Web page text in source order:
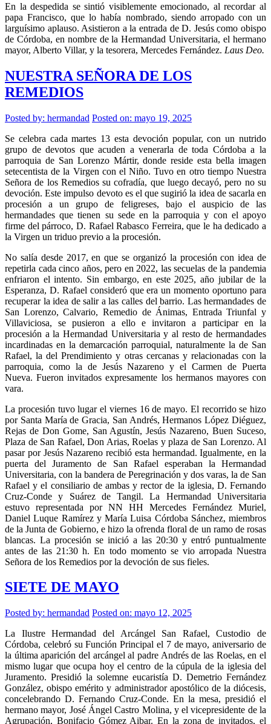
En la despedida se sintió visiblemente emocionado, al recordar al
papa Francisco, que lo había nombrado, siendo arropado con un
larguísimo aplauso. Asistieron a la entrada de D. Jesús como obispo
de Córdoba, en nombre de la Hermandad Universitaria, el hermano
mayor, Alberto Villar, y la tesorera, Mercedes Fernández. Laus Deo.
NUESTRA SEÑORA DE LOS
REMEDIOS
Posted by: hermandad Posted on: mayo 19, 2025
Se celebra cada martes 13 esta devoción popular, con un nutrido
grupo de devotos que acuden a venerarla de toda Córdoba a la
parroquia de San Lorenzo Mártir, donde reside esta bella imagen
setecentista de la Virgen con el Niño. Tuvo en otro tiempo Nuestra
Señora de los Remedios su cofradía, que luego decayó, pero no su
devoción. Este impulso devoto es el que sugirió la idea de sacarla en
procesión a un grupo de feligreses, bajo el auspicio de las
hermandades que tienen su sede en la parroquia y con el apoyo
firme del párroco, D. Rafael Rabasco Ferreira, que le ha dedicado a
la Virgen un triduo previo a la procesión.
No salía desde 2017, en que se organizó la procesión con idea de
repetirla cada cinco años, pero en 2022, las secuelas de la pandemia
enfriaron el intento. Sin embargo, en este 2025, año jubilar de la
Esperanza, D. Rafael consideró que era un momento oportuno para
recuperar la idea de salir a las calles del barrio. Las hermandades de
San Lorenzo, Calvario, Remedio de Ánimas, Entrada Triunfal y
Villaviciosa, se pusieron a ello e invitaron a participar en la
procesión a la Hermandad Universitaria y al resto de hermandades
incardinadas en la demarcación parroquial, naturalmente la de San
Rafael, la del Prendimiento y otras cercanas y relacionadas con la
parroquia, como la de Jesús Nazareno y el Carmen de Puerta
Nueva. Fueron invitados expresamente los hermanos mayores con
vara.
La procesión tuvo lugar el viernes 16 de mayo. El recorrido se hizo
por Santa María de Gracia, San Andrés, Hermanos López Diéguez,
Rejas de Don Gome, San Agustín, Jesús Nazareno, Buen Suceso,
Plaza de San Rafael, Don Arias, Roelas y plaza de San Lorenzo. Al
pasar por Jesús Nazareno recibió esta hermandad. Igualmente, en la
puerta del Juramento de San Rafael esperaban la Hermandad
Universitaria, con la bandera de Peregrinación y dos varas, la de San
Rafael y el consiliario de ambas y rector de la iglesia, D. Fernando
Cruz-Conde y Suárez de Tangil. La Hermandad Universitaria
estuvo representada por NN HH Mercedes Fernández Muriel,
Daniel Luque Ramírez y María Luisa Córdoba Sánchez, miembros
de la Junta de Gobierno, e hizo la ofrenda floral de un ramo de rosas
blancas. La procesión se inició a las 20:30 y entró puntualmente
antes de las 21:30 h. En todo momento se vio arropada Nuestra
Señora de los Remedios por la devoción de sus fieles.
SIETE DE MAYO
Posted by: hermandad Posted on: mayo 12, 2025
La Ilustre Hermandad del Arcángel San Rafael, Custodio de
Córdoba, celebró su Función Principal el 7 de mayo, aniversario de
la última aparición del arcángel al padre Andrés de las Roelas, en el
mismo lugar que ocupa hoy el centro de la cúpula de la iglesia del
Juramento. Presidió la solemne eucaristía D. Demetrio Fernández
González, obispo emérito y administrador apostólico de la diócesis,
concelebrando D. Fernando Cruz-Conde. En la mesa, presidió el
hermano mayor, José Ángel Castro Molina, y el vicepresidente de la
Agrupación, Bonifacio Gómez Aibar. En la zona de invitados, el